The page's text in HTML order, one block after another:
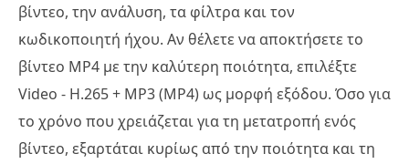
βίντεο, την ανάλυση, τα φίλτρα και τον
κωδικοποιητή ήχου. Αν θέλετε να αποκτήσετε το
βίντεο MP4 με την καλύτερη ποιότητα, επιλέξτε
Video - H.265 + MP3 (MP4) ως μορφή εξόδου. Όσο για
το χρόνο που χρειάζεται για τη μετατροπή ενός
βίντεο, εξαρτάται κυρίως από την ποιότητα και τη